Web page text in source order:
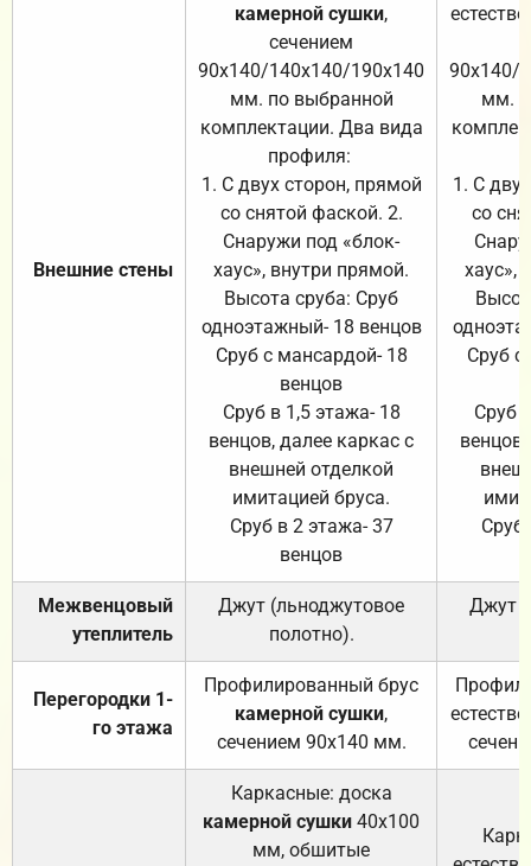
Внешние стены
камерной сушки,
сечением
90х140/140х140/190х140
мм. по выбранной
комплектации. Два вида
профиля:
1. С двух сторон, прямой
со снятой фаской. 2.
Снаружи под «блок-
хаус», внутри прямой.
Высота сруба: Сруб
одноэтажный- 18 венцов
Сруб с мансардой- 18
венцов
Сруб в 1,5 этажа- 18
венцов, далее каркас с
внешней отделкой
имитацией бруса.
Сруб в 2 этажа- 37
венцов
90х140/
мм.
1. С
со
хаус»,
Сруб с
Сруб
Сруб
Межвенцовый
утеплитель
Джут (льноджутовое
полотно).
Джут
Перегородки 1-
го этажа
Профилированный брус
камерной сушки,
сечением 90х140 мм.
Каркасные: доска
камерной сушки 40х100
мм, обшитые